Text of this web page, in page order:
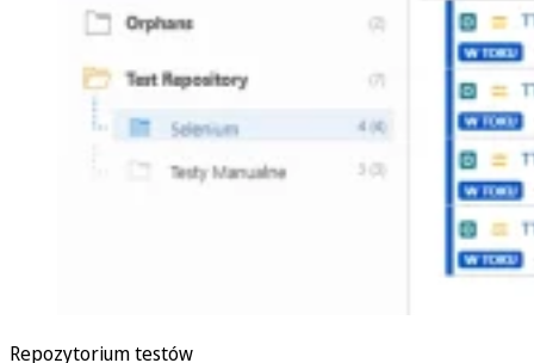
Repozytorium testów